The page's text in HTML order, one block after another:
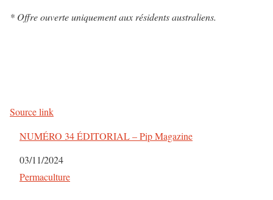
* Offre ouverte uniquement aux résidents australiens.
Source link
NUMÉRO 34 ÉDITORIAL – Pip Magazine
Date
03/11/2024
Par rapport à
Permaculture